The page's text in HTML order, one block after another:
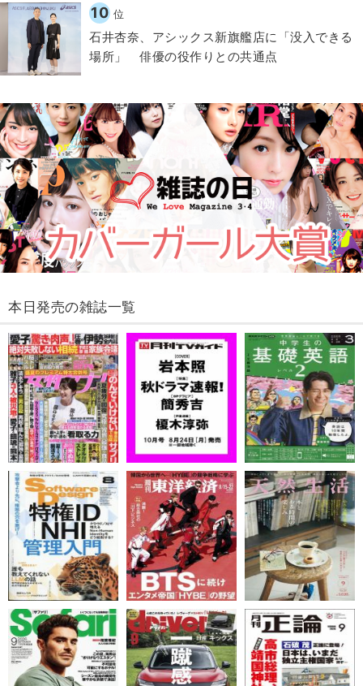
10 位
石井杏奈、アシックス新旗艦店に「没入できる
場所」 俳優の役作りとの共通点
本日発売の雑誌一覧